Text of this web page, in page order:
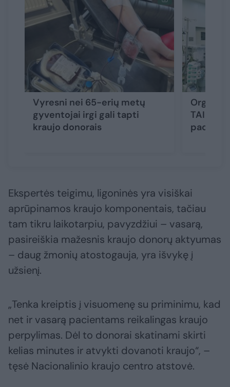
Vyresni nei 65-erių metų
gyventojai irgi gali tapti
kraujo donorais
Organų
TAIP
Ekspertės teigimu, ligoninės yra visiškai
aprūpinamos kraujo komponentais, tačiau
tam tikru laikotarpiu, pavyzdžiui – vasarą,
pasireiškia mažesnis kraujo donorų aktyumas
– daug žmonių atostogauja, yra išvykę į
užsienį.
„Tenka kreiptis į visuomenę su priminimu, kad
net ir vasarą pacientams reikalingas kraujo
perpylimas. Dėl to donorai skatinami skirti
kelias minutes ir atvykti dovanoti kraujo“, –
tęsė Nacionalinio kraujo centro atstovė.